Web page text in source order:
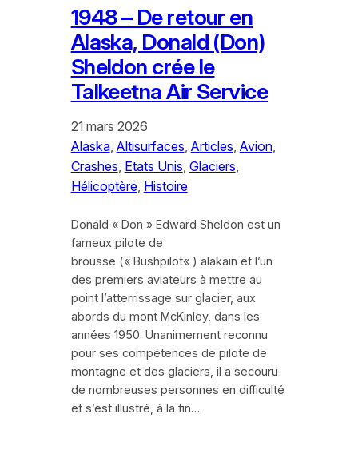
1948 – De retour en
Alaska, Donald (Don)
Sheldon crée le
Talkeetna Air Service
21 mars 2026
Alaska, Altisurfaces Articles Avion
Crashes Etats Unis Glaciers
Hélicoptère, Histoire
Donald « Don » Edward Sheldon est un
fameux pilote de
brousse (« Bushpilot« ) alakain et l’un
des premiers aviateurs à mettre au
point l’atterrissage sur glacier, aux
abords du mont McKinley, dans les
années 1950. Unanimement reconnu
pour ses compétences de pilote de
montagne et des glaciers, il a secouru
de nombreuses personnes en difficulté
et s’est illustré, à la fin…